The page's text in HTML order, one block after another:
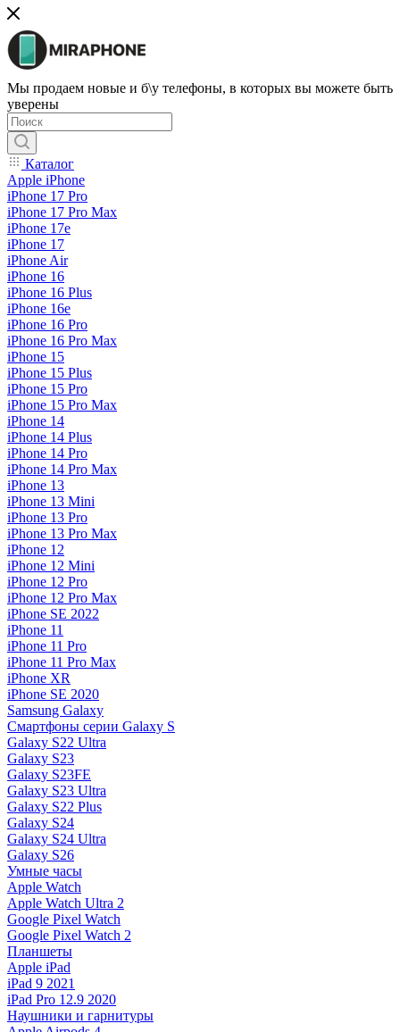
Мы продаем новые и б\у телефоны, в которых вы можете быть
уверены
Каталог
Apple iPhone
iPhone 17 Pro
iPhone 17 Pro Max
iPhone 17e
iPhone 17
iPhone Air
iPhone 16
iPhone 16 Plus
iPhone 16e
iPhone 16 Pro
iPhone 16 Pro Max
iPhone 15
iPhone 15 Plus
iPhone 15 Pro
iPhone 15 Pro Max
iPhone 14
iPhone 14 Plus
iPhone 14 Pro
iPhone 14 Pro Max
iPhone 13
iPhone 13 Mini
iPhone 13 Pro
iPhone 13 Pro Max
iPhone 12
iPhone 12 Mini
iPhone 12 Pro
iPhone 12 Pro Max
iPhone SE 2022
iPhone 11
iPhone 11 Pro
iPhone 11 Pro Max
iPhone XR
iPhone SE 2020
Samsung Galaxy
Смартфоны серии Galaxy S
Galaxy S22 Ultra
Galaxy S23
Galaxy S23FE
Galaxy S23 Ultra
Galaxy S22 Plus
Galaxy S24
Galaxy S24 Ultra
Galaxy S26
Умные часы
Apple Watch
Apple Watch Ultra 2
Google Pixel Watch
Google Pixel Watch 2
Планшеты
Apple iPad
iPad 9 2021
iPad Pro 12.9 2020
Наушники и гарнитуры